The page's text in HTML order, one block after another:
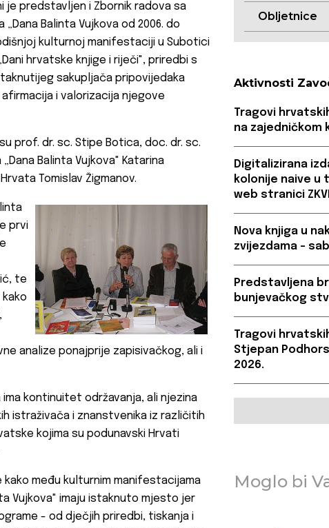
je predstavljen i Zbornik radova sa
Balinta Vujkova od 2006. do
kulturnoj manifestaciji u Subotici
hrvatske knjige i riječi", priredbi s
sakupljača pripovijedaka
i valorizacija njegove
prof. dr. sc. Stipe Botica, doc. dr. sc.
Balinta Vujkova" Katarina
Tomislav Žigmanov.
prvi
te
kako
analize ponajprije zapisivačkog, ali i
kontinuitet održavanja, ali njezina
istraživača i znanstvenika iz različitih
kojima su podunavski Hrvati
kako među kulturnim manifestacijama
Vujkova" imaju istaknuto mjesto jer
- od dječjih priredbi, tiskanja i
Obljetnice
Aktivnosti
Tragovi
na zajedničkom
Digitalizirana
kolonije naive u
web stranici
Nova knjiga u
zvijezdama –
Predstavljena
bunjevačkog
Tragovi
Stjepan
2026.
Moglo bi